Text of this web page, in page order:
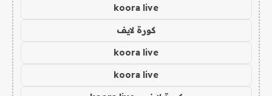
koora live
كورة لايف
koora live
koora live